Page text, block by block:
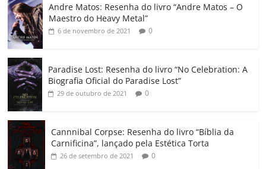
Andre Matos: Resenha do livro “Andre Matos – O
Maestro do Heavy Metal”
6 de novembro de 2021 0
Paradise Lost: Resenha do livro “No Celebration: A
Biografia Oficial do Paradise Lost”
29 de outubro de 2021 0
Cannnibal Corpse: Resenha do livro “Bíblia da
Carnificina”, lançado pela Estética Torta
26 de setembro de 2021 0